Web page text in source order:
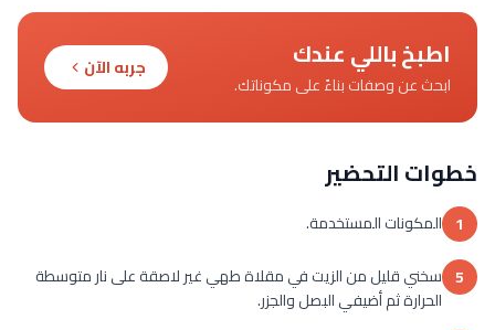
اطبخ باللي عندك
ابحث عن وصفات بناءً على مكوناتك.
جربه الآن
خطوات التحضير
1 المكونات المستخدمة.
5 سخني قليل من الزيت في مقلاة طهي غير لاصقة على نار متوسطة
الحرارة ثم أضيفي البصل والجزر.